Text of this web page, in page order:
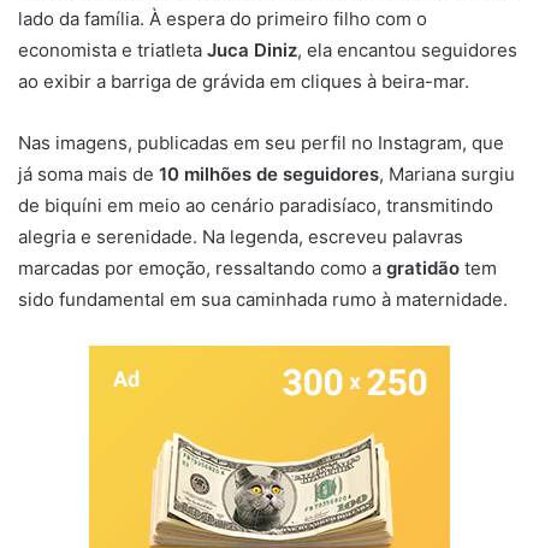
lado da família. À espera do primeiro filho com o
economista e triatleta Juca Diniz, ela encantou seguidores
ao exibir a barriga de grávida em cliques à beira-mar.
Nas imagens, publicadas em seu perfil no Instagram, que
já soma mais de 10 milhões de seguidores, Mariana surgiu
de biquíni em meio ao cenário paradisíaco, transmitindo
alegria e serenidade. Na legenda, escreveu palavras
marcadas por emoção, ressaltando como a gratidão tem
sido fundamental em sua caminhada rumo à maternidade.